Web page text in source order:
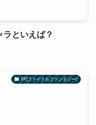
ラといえば？
FF(ファイナルファンタジー)